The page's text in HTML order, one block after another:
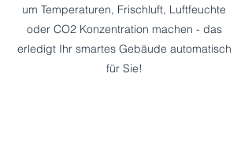
um Temperaturen, Frischluft, Luftfeuchte
oder CO2 Konzentration machen - das
erledigt Ihr smartes Gebäude automatisch
für Sie!